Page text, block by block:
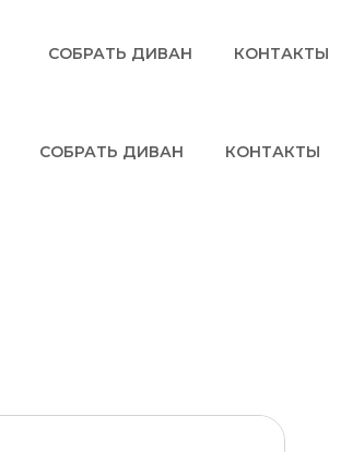
СОБРАТЬ ДИВАН КОНТАКТЫ
СОБРАТЬ ДИВАН КОНТАКТЫ